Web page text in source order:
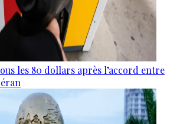
les 80 dollars après l’accord entre